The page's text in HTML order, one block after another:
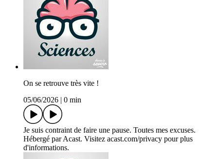
On se retrouve très vite !
05/06/2026
0 min
Je suis contraint de faire une pause. Toutes mes excuses.
Hébergé par Acast. Visitez acast.com/privacy pour plus
d'informations.